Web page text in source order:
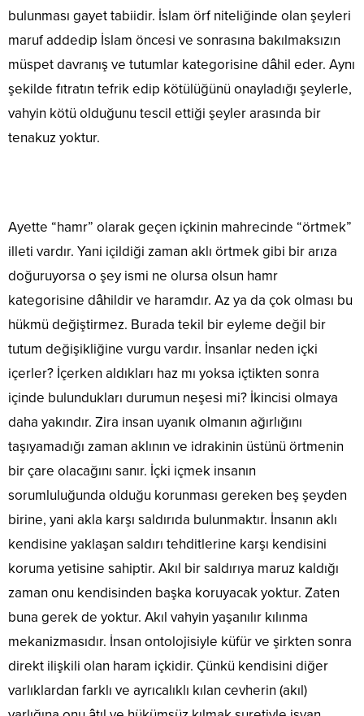
bulunması gayet tabiidir. İslam örf niteliğinde olan şeyleri
maruf addedip İslam öncesi ve sonrasına bakılmaksızın
müspet davranış ve tutumlar kategorisine dâhil eder. Aynı
şekilde fıtratın tefrik edip kötülüğünü onayladığı şeylerle,
vahyin kötü olduğunu tescil ettiği şeyler arasında bir
tenakuz yoktur.
Ayette “hamr” olarak geçen içkinin mahrecinde “örtmek”
illeti vardır. Yani içildiği zaman aklı örtmek gibi bir arıza
doğuruyorsa o şey ismi ne olursa olsun hamr
kategorisine dâhildir ve haramdır. Az ya da çok olması bu
hükmü değiştirmez. Burada tekil bir eyleme değil bir
tutum değişikliğine vurgu vardır. İnsanlar neden içki
içerler? İçerken aldıkları haz mı yoksa içtikten sonra
içinde bulundukları durumun neşesi mi? İkincisi olmaya
daha yakındır. Zira insan uyanık olmanın ağırlığını
taşıyamadığı zaman aklının ve idrakinin üstünü örtmenin
bir çare olacağını sanır. İçki içmek insanın
sorumluluğunda olduğu korunması gereken beş şeyden
birine, yani akla karşı saldırıda bulunmaktır. İnsanın aklı
kendisine yaklaşan saldırı tehditlerine karşı kendisini
koruma yetisine sahiptir. Akıl bir saldırıya maruz kaldığı
zaman onu kendisinden başka koruyacak yoktur. Zaten
buna gerek de yoktur. Akıl vahyin yaşanılır kılınma
mekanizmasıdır. İnsan ontolojisiyle küfür ve şirkten sonra
direkt ilişkili olan haram içkidir. Çünkü kendisini diğer
varlıklardan farklı ve ayrıcalıklı kılan cevherin (akıl)